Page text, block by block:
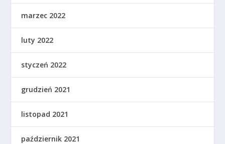
marzec 2022
luty 2022
styczeń 2022
grudzień 2021
listopad 2021
październik 2021